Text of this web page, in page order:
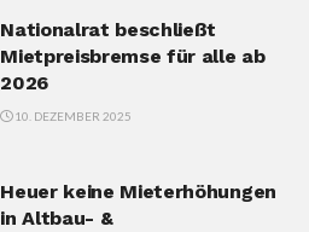
Nationalrat beschließt
Mietpreisbremse für alle ab
2026
10. DEZEMBER 2025
Heuer keine Mieterhöhungen
in Altbau- &